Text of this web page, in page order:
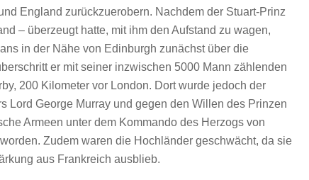
England zurückzuerobern. Nachdem der Stuart-Prinz
– überzeugt hatte, mit ihm den Aufstand zu wagen,
in der Nähe von Edinburgh zunächst über die
er mit seiner inzwischen 5000 Mann zählenden
200 Kilometer vor London. Dort wurde jedoch der
Lord George Murray und gegen den Willen des Prinzen
Armeen unter dem Kommando des Herzogs von
Zudem waren die Hochländer geschwächt, da sie
aus Frankreich ausblieb.